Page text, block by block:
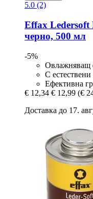
5.0 (2)
Effax Ledersoft
черно, 500 мл
-5%
Овлажняващ
С
Ефективна
€ 12,34 € 12,99 (€
Доставка до 17.